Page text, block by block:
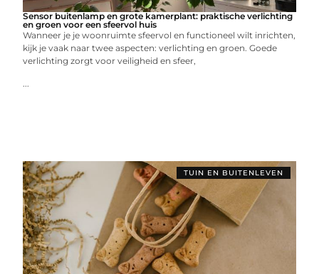
Sensor buitenlamp en grote kamerplant: praktische verlichting
en groen voor een sfeervol huis
Wanneer je je woonruimte sfeervol en functioneel wilt inrichten,
kijk je vaak naar twee aspecten: verlichting en groen. Goede
verlichting zorgt voor veiligheid en sfeer,
...
TUIN EN BUITENLEVEN